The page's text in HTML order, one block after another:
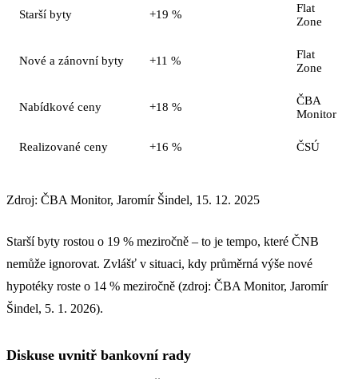
Starší byty +19 %
Flat
Zone
Nové a zánovní byty +11 %
Flat
Zone
Nabídkové ceny +18 %
ČBA
Monitor
Realizované ceny +16 % ČSÚ
Zdroj: ČBA Monitor, Jaromír Šindel, 15. 12. 2025
Starší byty rostou o 19 % meziročně – to je tempo, které ČNB
nemůže ignorovat. Zvlášť v situaci, kdy průměrná výše nové
hypotéky roste o 14 % meziročně (zdroj: ČBA Monitor, Jaromír
Šindel, 5. 1. 2026).
Diskuse uvnitř bankovní rady